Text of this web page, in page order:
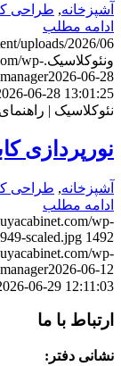
آشپزخانه, طراحی
ادامه مطلب
ونئوکلاسیک.jpgwp-
manager2026-06-28
06-28 13:01:25
نئوکلاسیک |
نورپردازی
آشپزخانه, طراحی
ادامه مطلب
wp-
scaled.jpg 1492
wp-
manager2026-06-12
06-29 12:11:03
ارتباط با ما
نشانی دفتر: